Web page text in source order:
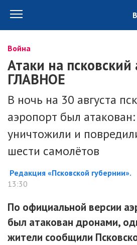
Война
Атаки на псковский
ГЛАВНОЕ
В ночь на 30 августа
аэропорт был
уничтожили и
шести самолётов
Редакция «Псковской губернии».
13:30
По официальной версии
был атакован дронами,
жители сообщили